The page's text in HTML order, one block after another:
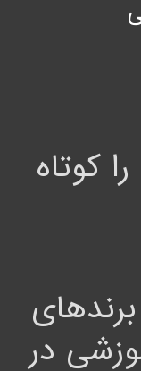
کوتاه
در